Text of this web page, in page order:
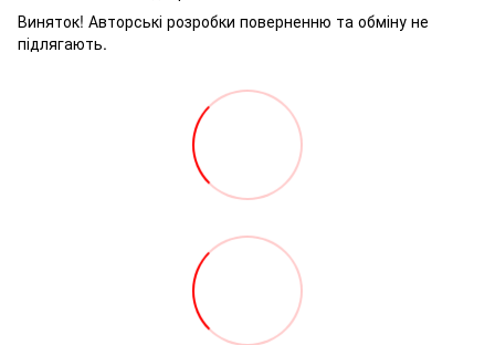
Виняток! Авторські розробки поверненню та обміну не
підлягають.